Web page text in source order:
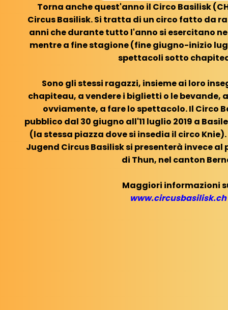
Torna anche quest'anno il Circo Basilisk
Circus Basilisk. Si tratta di un circo fatto da
anni che durante tutto l'anno si esercitano
mentre a fine stagione (fine giugno-inizio
spettacoli sotto
Sono gli stessi ragazzi, insieme ai loro
chapiteau, a vendere i biglietti o le bevande,
ovviamente, a fare lo spettacolo. Il Circo
pubblico dal 30 giugno all'11 luglio 2019 a
(la stessa piazza dove si insedia il circo Knie).
Jugend Circus Basilisk si presenterà invece
di Thun, nel canton
Maggiori informazioni
www.circusbasilisk.ch